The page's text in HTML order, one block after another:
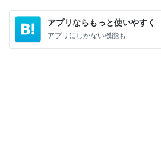
アプリならもっと使いやすく
アプリにしかない機能も